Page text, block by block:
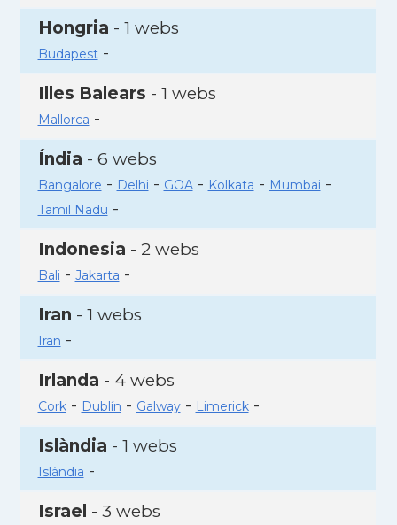
Hongria - 1 webs
Budapest-
Illes Balears - 1 webs
Mallorca -
Índia - 6 webs
Bangalore - Delhi - GOA- Kolkata - Mumbai -
Tamil Nadu -
Indonesia - 2 webs
Bali - Jakarta -
Iran - 1 webs
Iran -
Irlanda - 4 webs
Cork- Dublín - Galway- Limerick-
Islàndia - 1 webs
Islàndia -
Israel - 3 webs